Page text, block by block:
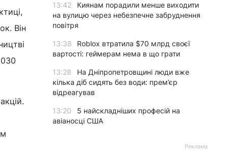
Він
13:42
Киянам порадили менше виходити
на вулицю через небезпечне забруднення
повітря
13:38
Roblox втратила $70 млрд своєї
вартості: геймерам нема в що грати
13:28
На Дніпропетровщині люди вже
кілька діб сидять без води: прем’єр
відреагував
13:20
5 найскладніших професій на
авіаносці США
Реклама